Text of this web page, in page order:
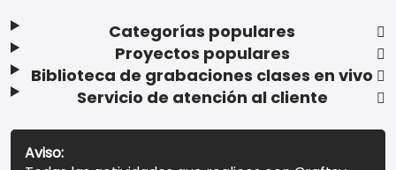
Categorías populares
Proyectos populares
Biblioteca de grabaciones clases en vivo
Servicio de atención al cliente
Aviso: